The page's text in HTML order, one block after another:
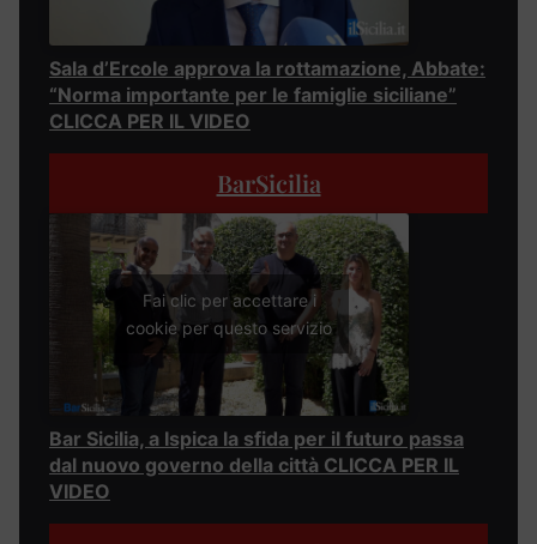
Sala d’Ercole approva la rottamazione, Abbate:
“Norma importante per le famiglie siciliane”
CLICCA PER IL VIDEO
BarSicilia
Fai clic per accettare i
cookie per questo servizio
Bar Sicilia, a Ispica la sfida per il futuro passa
dal nuovo governo della città CLICCA PER IL
VIDEO